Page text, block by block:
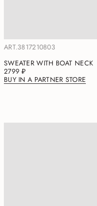
ART.3817210803
SWEATER WITH BOAT NECK
2799 ₽
BUY IN A PARTNER STORE